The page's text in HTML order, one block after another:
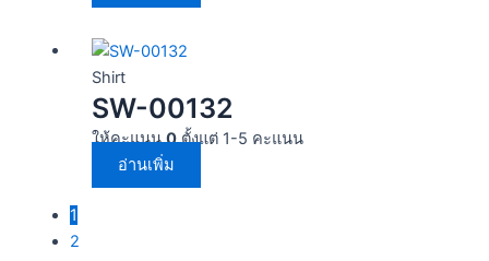
Shirt
SW-00132
ให้คะแนน0ตั้งแต่ 1-5 คะแนน
อ่านเพิ่ม
1
2